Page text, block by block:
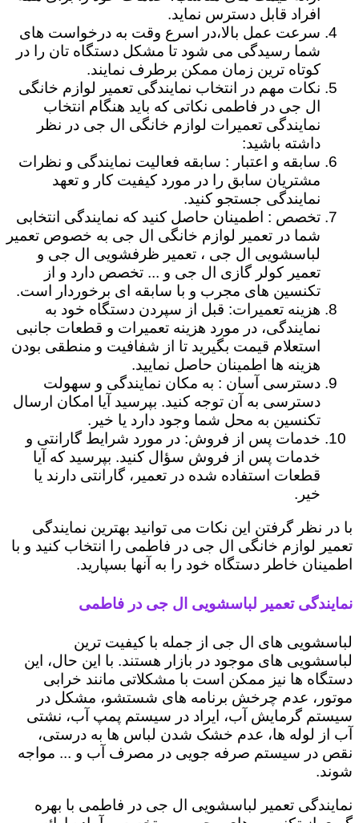
افراد قابل دسترس نماید.
سرعت عمل بالا،در اسرع وقت به درخواست های
شما رسیدگی می شود تا مشکل دستگاه تان را در
کوتاه ترین زمان ممکن برطرف نمایند.
نکات مهم در انتخاب نمایندگی تعمیر لوازم خانگی
ال جی در فاطمی نکاتی که باید هنگام انتخاب
نمایندگی تعمیرات لوازم خانگی ال جی در نظر
داشته باشید:
سابقه و اعتبار : سابقه فعالیت نمایندگی و نظرات
مشتریان سابق را در مورد کیفیت کار و تعهد
نمایندگی جستجو کنید.
تخصص : اطمینان حاصل کنید که نمایندگی انتخابی
شما در تعمیر لوازم خانگی ال جی به خصوص تعمیر
لباسشویی ال جی ، تعمیر ظرفشویی ال جی و
تعمیر کولر گازی ال جی و ... تخصص دارد و از
تکنسین های مجرب و با سابقه ای برخوردار است.
هزینه تعمیرات: قبل از سپردن دستگاه خود به
نمایندگی، در مورد هزینه تعمیرات و قطعات جانبی
استعلام قیمت بگیرید تا از شفافیت و منطقی بودن
هزینه ها اطمینان حاصل نمایید.
دسترسی آسان : به مکان نمایندگی و سهولت
دسترسی به آن توجه کنید. بپرسید آیا امکان ارسال
تکنسین به محل شما وجود دارد یا خیر.
خدمات پس از فروش: در مورد شرایط گارانتی و
خدمات پس از فروش سؤال کنید. بپرسید که آیا
قطعات استفاده شده در تعمیر، گارانتی دارند یا
خیر.
با در نظر گرفتن این نکات می توانید بهترین نمایندگی
تعمیر لوازم خانگی ال جی در فاطمی را انتخاب کنید و با
اطمینان خاطر دستگاه خود را به آنها بسپارید.
نمایندگی تعمیر لباسشویی ال جی در فاطمی
لباسشویی های ال جی از جمله با کیفیت ترین
لباسشویی های موجود در بازار هستند. با این حال، این
دستگاه ها نیز ممکن است با مشکلاتی مانند خرابی
موتور، عدم چرخش برنامه های شستشو، مشکل در
سیستم گرمایش آب، ایراد در سیستم پمپ آب، نشتی
آب از لوله ها، عدم خشک شدن لباس ها به درستی،
نقص در سیستم صرفه جویی در مصرف آب و ... مواجه
شوند.
نمایندگی تعمیر لباسشویی ال جی در فاطمی با بهره